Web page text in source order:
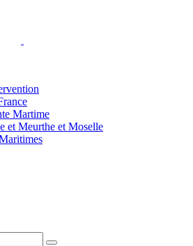
Martime
et Meurthe et Moselle